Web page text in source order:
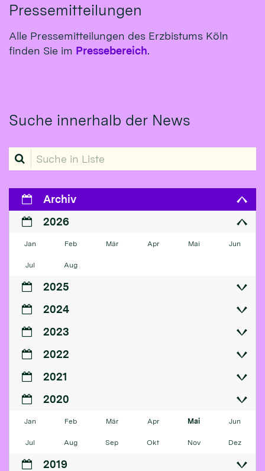
Pressemitteilungen
Alle Pressemitteilungen des Erzbistums Köln
finden Sie im Pressebereich.
Suche innerhalb der News
Suche in Liste
Archiv
2026
Jan Feb Mär Apr Mai Jun
Jul Aug
2025
2024
2023
2022
2021
2020
Jan Feb Mär Apr Mai Jun
Jul Aug Sep Okt Nov Dez
2019